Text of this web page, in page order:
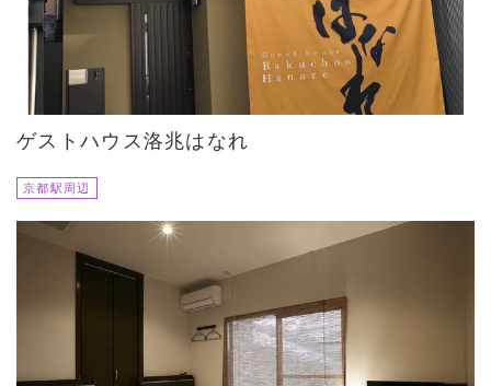
ゲストハウス洛兆はなれ
京都駅周辺